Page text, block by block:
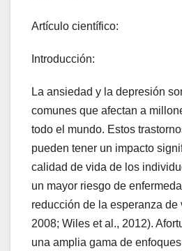
Artículo científico:
Introducción:
La ansiedad y la depresión
comunes que afectan a
todo el mundo. Estos
pueden tener un impacto
calidad de vida de los
un mayor riesgo de
reducción de la esperanza de
2008; Wiles et al., 2012).
una amplia gama de